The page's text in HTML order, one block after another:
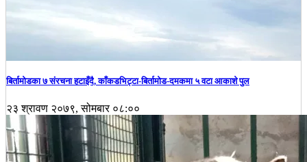
बिर्तामोडका ७ संरचना हटाइँदै, काँकडभिट्टा-बिर्तामोड-दमकमा ५ वटा आकाशे पुल
२३ श्रावण २०७९, सोमबार ०८:००